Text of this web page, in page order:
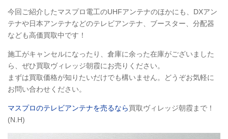
今回ご紹介したマスプロ電工のUHFアンテナのほかにも、DXアン
テナや日本アンテナなどのテレビアンテナ、ブースター、分配器
なども高価買取中です！
施工がキャンセルになったり、倉庫に余った在庫がございました
ら、ぜひ買取ヴィレッジ朝霞にお売りください。
まずは買取価格が知りたいだけでも構いません。どうぞお気軽に
お問い合わせください。
マスプロのテレビアンテナを売るなら買取ヴィレッジ朝霞まで！
(N.H)